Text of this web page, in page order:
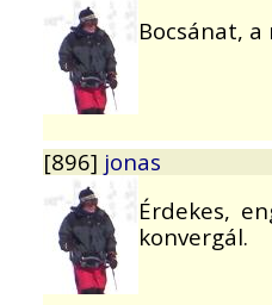
Bocsánat,
[896] jonas
Érdekes,
konvergál.